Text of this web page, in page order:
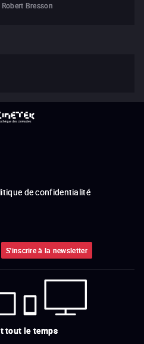
Robert Bresson
de confidentialité
S'inscrire à la newsletter
tout le temps